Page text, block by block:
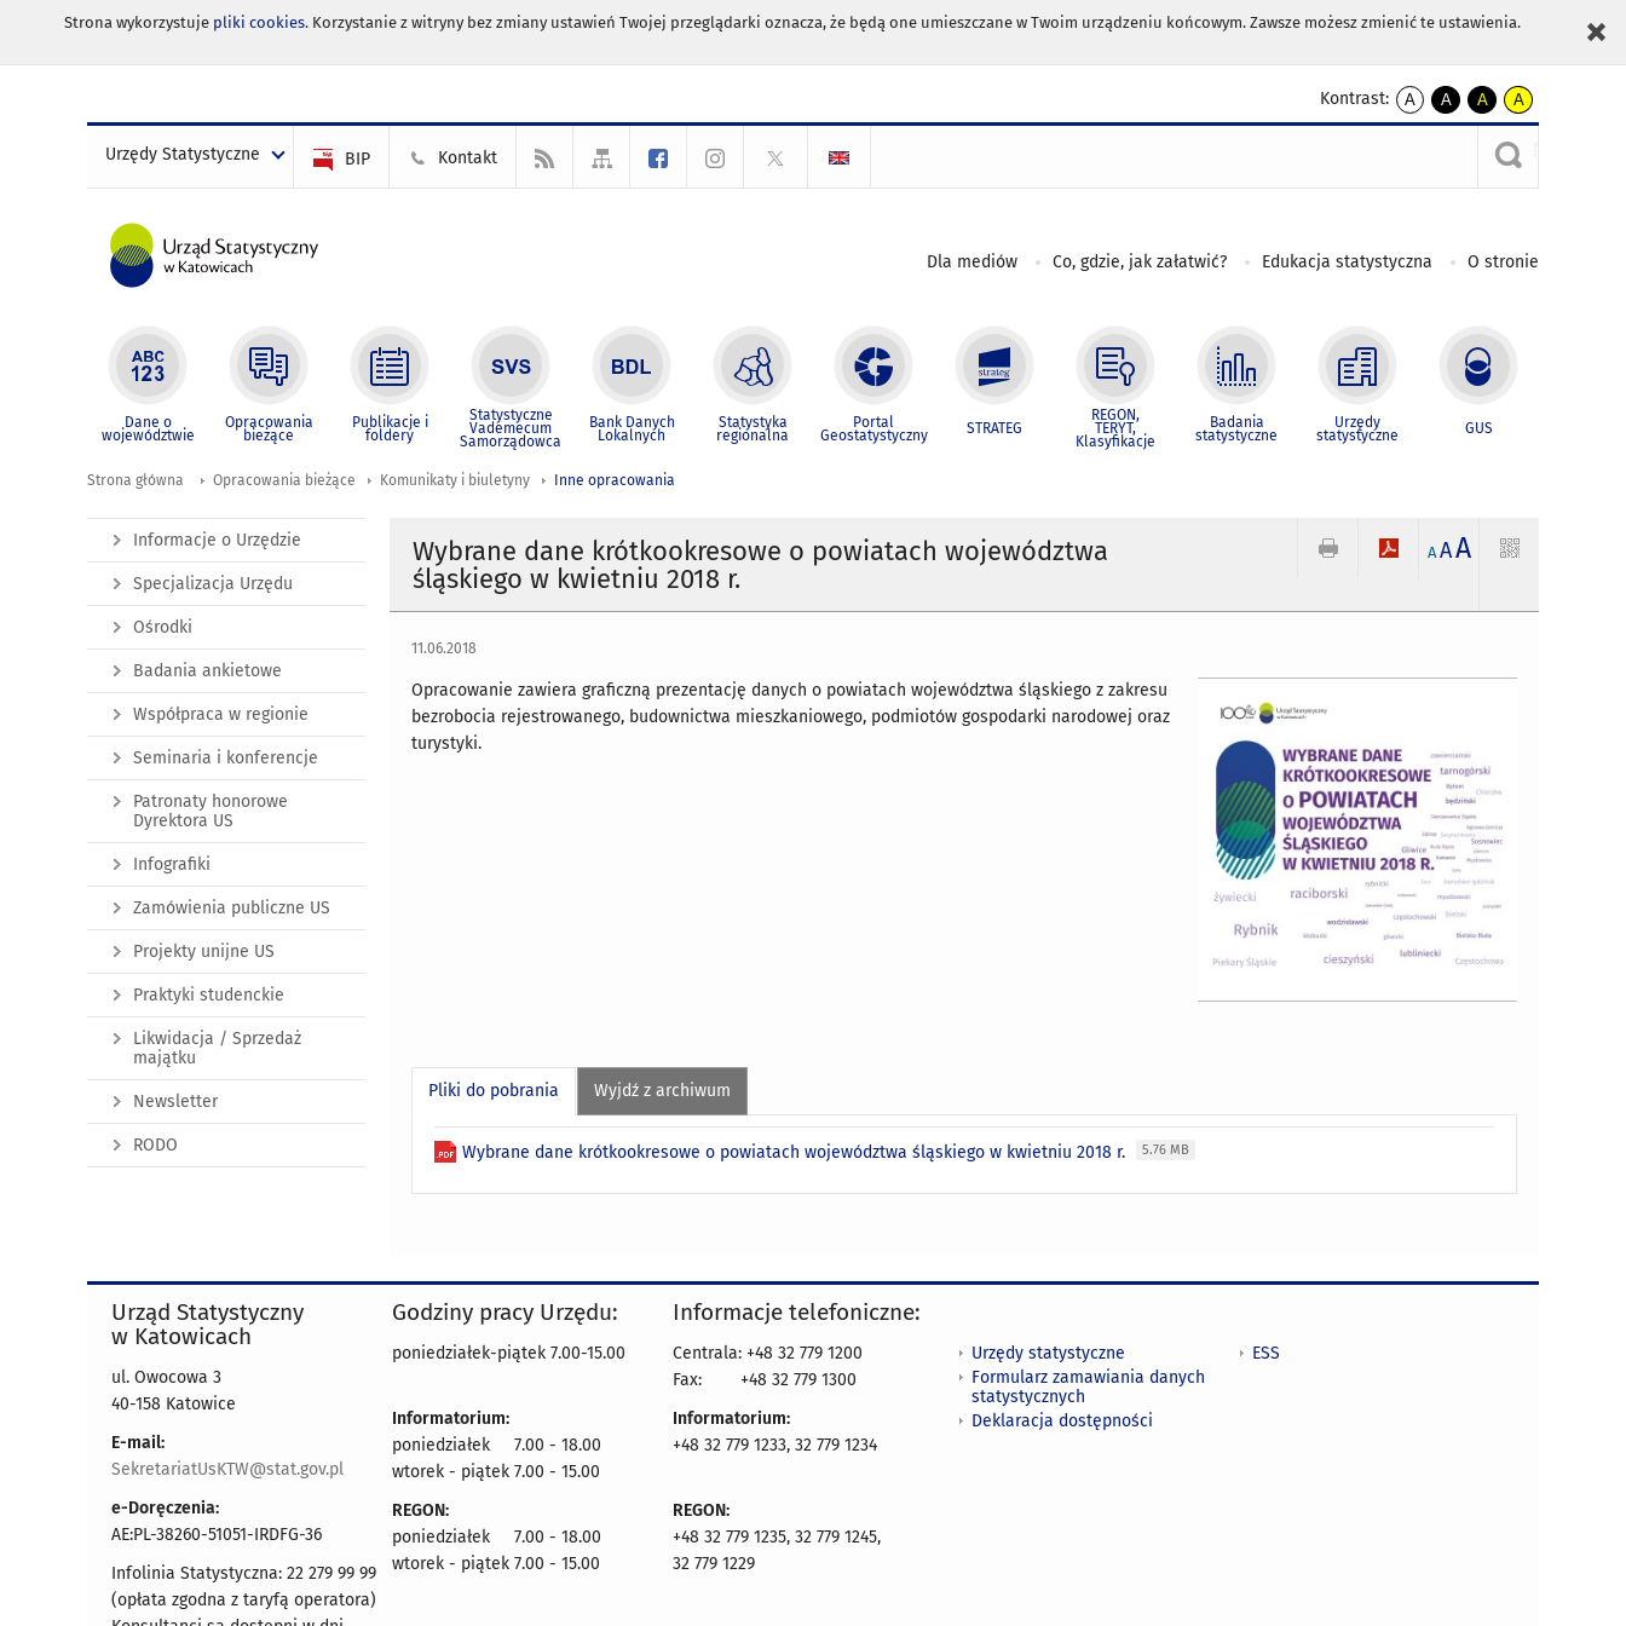
Strona wykorzystuje pliki cookies. Korzystanie z witryny bez zmiany ustawień Twojej przeglądarki oznacza, że będą one umieszczane w Twoim urządzeniu końcowym. Zawsze możesz zmienić te ustawienia.
Kontrast:
A
kontrast
A
kontrast
czarnym
A
kontrast
żółty
tekst
czarnym
A
kontrast
czarny
tekst
żółtym
Urzędy Statystyczne BIP Kontakt
Dla mediów Co, gdzie, jak załatwić? Edukacja statystyczna O stronie
Dane o
województwie
Opracowania
bieżące
Publikacje i
foldery
Statystyczne
Vademecum
Samorządowca
Bank Danych
Lokalnych
Statystyka
regionalna
Portal
Geostatystyczny STRATEG
REGON,
TERYT,
Klasyfikacje
Badania
statystyczne
Urzędy
statystyczne GUS
Strona główna Opracowania bieżące Komunikaty i biuletyny Inne opracowania
Wybrane dane krótkookresowe o powiatach województwa
śląskiego w kwietniu 2018 r.
A AA
11.06.2018
Opracowanie zawiera graficzną prezentację danych o powiatach województwa śląskiego z zakresu
bezrobocia rejestrowanego, budownictwa mieszkaniowego, podmiotów gospodarki narodowej oraz
turystyki.
Pliki do pobrania Wyjdź z archiwum
Wybrane dane krótkookresowe o powiatach województwa śląskiego w kwietniu 2018 r. 5.76 MB
Informacje o Urzędzie
Specjalizacja Urzędu
Ośrodki
Badania ankietowe
Współpraca w regionie
Seminaria i konferencje
Patronaty honorowe
Dyrektora US
Infografiki
Zamówienia publiczne US
Projekty unijne US
Praktyki studenckie
Likwidacja / Sprzedaż
majątku
Newsletter
RODO
Urząd Statystyczny
w Katowicach
ul. Owocowa 3
40-158 Katowice
E-mail:
SekretariatUsKTW@stat.gov.pl
e-Doręczenia:
AE:PL-38260-51051-IRDFG-36
Infolinia Statystyczna: 22 279 99 99
(opłata zgodna z taryfą operatora)
Godziny pracy Urzędu:
poniedziałek-piątek 7.00-15.00
Informatorium:
poniedziałek 7.00 - 18.00
wtorek - piątek 7.00 - 15.00
REGON:
poniedziałek 7.00 - 18.00
wtorek - piątek 7.00 - 15.00
Informacje telefoniczne:
Centrala: +48 32 779 1200
Fax:
+48 32 779 1300
Informatorium:
+48 32 779 1233, 32 779 1234
REGON:
+48 32 779 1235, 32 779 1245,
32 779 1229
Urzędy statystyczne
Formularz zamawiania danych
statystycznych
Deklaracja dostępności
ESS